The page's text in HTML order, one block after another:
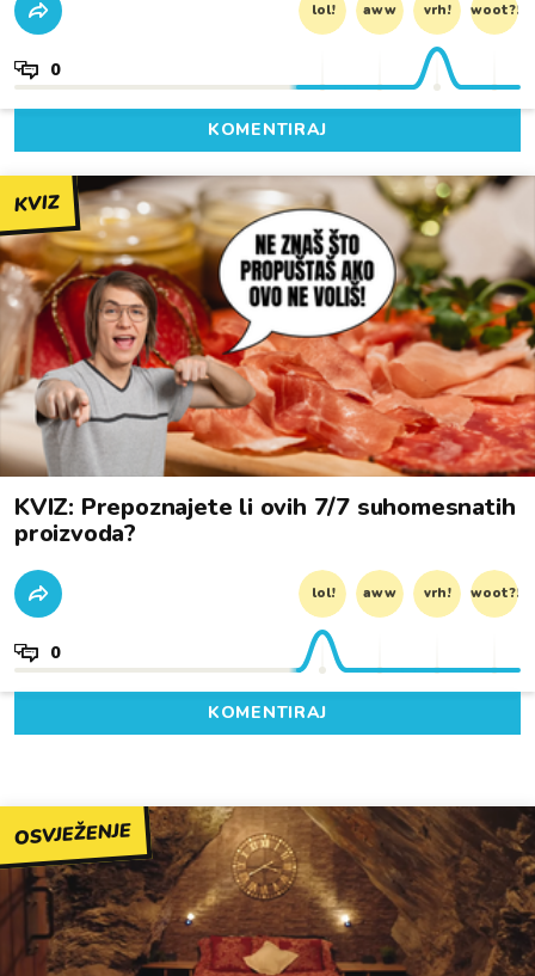
lol! aww vrh! woot?!
0
KOMENTIRAJ
KVIZ
KVIZ: Prepoznajete li ovih 7/7 suhomesnatih
proizvoda?
lol! aww vrh! woot?!
0
KOMENTIRAJ
OSVJEŽENJE